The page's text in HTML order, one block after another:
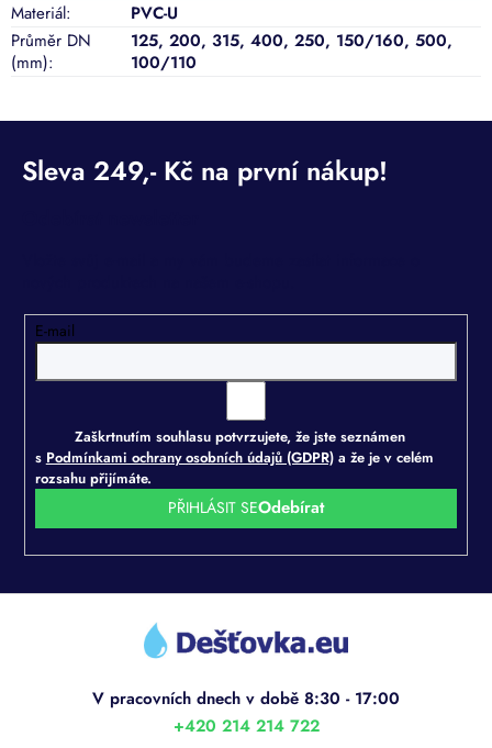
Materiál:
PVC-U
Průměr DN
(mm):
125, 200, 315, 400, 250, 150/160, 500,
100/110
E-mail
Zaškrtnutím souhlasu potvrzujete, že jste seznámen
s Podmínkami ochrany osobních údajů (GDPR)a že je v celém
rozsahu přijímáte.
PŘIHLÁSIT SE
Z
+420 214 214 722